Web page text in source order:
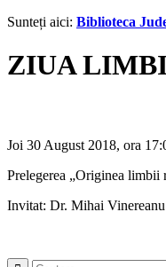
Sunteți aici: Biblioteca
ZIUA
Joi 30 August 2018, ora
Prelegerea „Originea limbii
Invitat: Dr. Mihai Vinereanu